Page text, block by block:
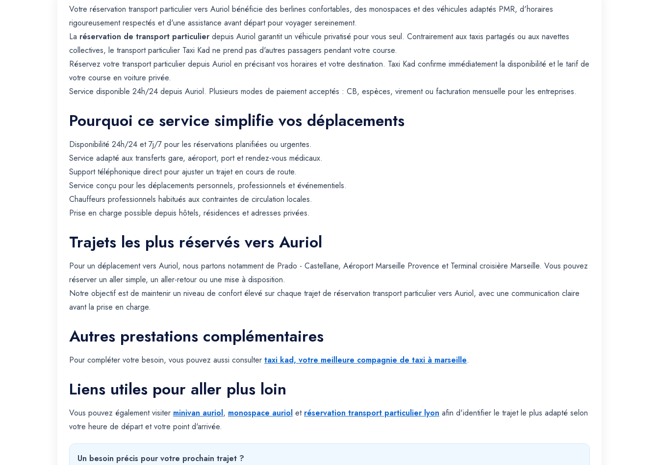
Votre réservation transport particulier vers Auriol bénéficie des berlines confortables, des monospaces et des véhicules adaptés PMR, d'horaires
rigoureusement respectés et d'une assistance avant départ pour voyager sereinement.
La réservation de transport particulier depuis Auriol garantit un véhicule privatisé pour vous seul. Contrairement aux taxis partagés ou aux navettes
collectives, le transport particulier Taxi Kad ne prend pas d'autres passagers pendant votre course.
Réservez votre transport particulier depuis Auriol en précisant vos horaires et votre destination. Taxi Kad confirme immédiatement la disponibilité et le tarif de
votre course en voiture privée.
Service disponible 24h/24 depuis Auriol. Plusieurs modes de paiement acceptés : CB, espèces, virement ou facturation mensuelle pour les entreprises.
Pourquoi ce service simplifie vos déplacements
Disponibilité 24h/24 et 7j/7 pour les réservations planifiées ou urgentes.
Service adapté aux transferts gare, aéroport, port et rendez-vous médicaux.
Support téléphonique direct pour ajuster un trajet en cours de route.
Service conçu pour les déplacements personnels, professionnels et événementiels.
Chauffeurs professionnels habitués aux contraintes de circulation locales.
Prise en charge possible depuis hôtels, résidences et adresses privées.
Trajets les plus réservés vers Auriol
Pour un déplacement vers Auriol, nous partons notamment de Prado - Castellane, Aéroport Marseille Provence et Terminal croisière Marseille. Vous pouvez
réserver un aller simple, un aller-retour ou une mise à disposition.
Notre objectif est de maintenir un niveau de confort élevé sur chaque trajet de réservation transport particulier vers Auriol, avec une communication claire
avant la prise en charge.
Autres prestations complémentaires
Pour compléter votre besoin, vous pouvez aussi consulter taxi kad, votre meilleure compagnie de taxi à marseille.
Liens utiles pour aller plus loin
Vous pouvez également visiter minivan auriol, monospace auriol et réservation transport particulier lyon afin d'identifier le trajet le plus adapté selon
votre heure de départ et votre point d'arrivée.
Un besoin précis pour votre prochain trajet ?